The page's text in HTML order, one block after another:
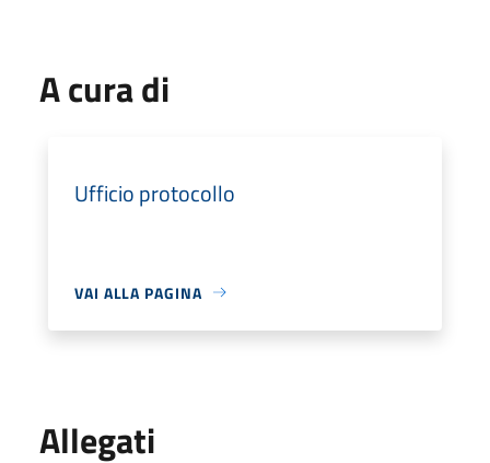
A cura di
Ufficio protocollo
VAI ALLA PAGINA
Allegati